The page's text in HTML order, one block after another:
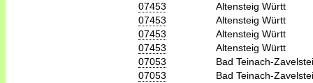
07453
Altensteig Württ
07453
Altensteig Württ
07453
Altensteig Württ
07453
Altensteig Württ
07053
Bad Teinach-
07053
Bad Teinach-